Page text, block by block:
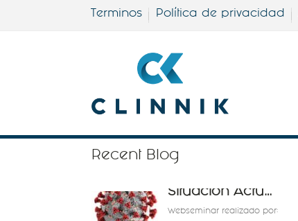
Terminos Política de privacidad
Recent Blog
Situación Actual C
Webseminar realizado por: